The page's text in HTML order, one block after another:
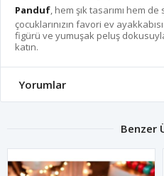
Panduf , hem şık tasarımı hem
çocuklarınızın favori ev
figürü ve yumuşak peluş
katın.
Yorumlar
Benzer